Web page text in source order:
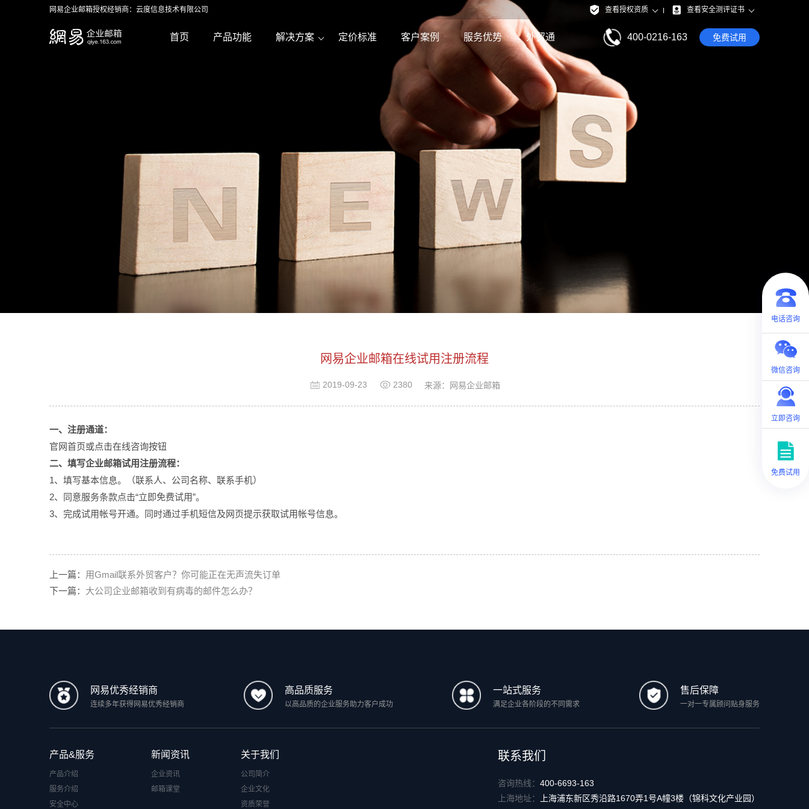
网易企业邮箱授权经销商：云度信息技术有限公司 查看授权资质 查看安全测评证书
首页 产品功能 解决方案 定价标准 客户案例 服务优势 外贸通 400-0216-163 免费试用
网易企业邮箱在线试用注册流程
2019-09-23 2380 来源：网易企业邮箱
一、注册通道：
官网首页或点击在线咨询按钮
二、填写企业邮箱试用注册流程：
1、填写基本信息。（联系人、公司名称、联系手机）
2、同意服务条款点击“立即免费试用”。
3、完成试用帐号开通。同时通过手机短信及网页提示获取试用帐号信息。
上一篇：
用Gmail联系外贸客户？你可能正在无声流失订单
下一篇： 大公司企业邮箱收到有病毒的邮件怎么办？
网易优秀经销商
连续多年获得网易优秀经销商
高品质服务
以高品质的企业服务助力客户成功
一站式服务
满足企业各阶段的不同需求
售后保障
一对一专属顾问贴身服务
产品&服务
产品介绍
服务介绍
安全中心
新闻资讯
企业资讯
邮箱课堂
关于我们
公司简介
企业文化
资质荣誉
联系我们
咨询热线： 400-6693-163
上海地址：
上海浦东新区秀沿路1670弄1号A幢3楼（锦科文化产业园）
电话咨询
微信咨询
立即咨询
免费试用